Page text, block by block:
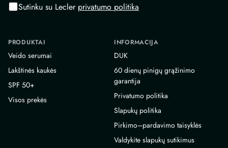
Sutinku su Lecler privatumo politika
PRODUKTAI
Veido serumai
Lakštinės kaukės
SPF 50+
Visos prekės
INFORMACIJA
DUK
60 dienų pinigų grąžinimo
garantija
Privatumo politika
Slapukų politika
Pirkimo–pardavimo taisyklės
Valdykite slapukų sutikimus